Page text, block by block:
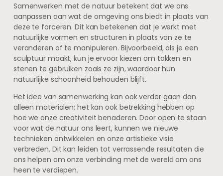
Samenwerken met de natuur betekent dat we ons
aanpassen aan wat de omgeving ons biedt in plaats van
deze te forceren. Dit kan betekenen dat je werkt met
natuurlijke vormen en structuren in plaats van ze te
veranderen of te manipuleren. Bijvoorbeeld, als je een
sculptuur maakt, kun je ervoor kiezen om takken en
stenen te gebruiken zoals ze zijn, waardoor hun
natuurlijke schoonheid behouden blijft.
Het idee van samenwerking kan ook verder gaan dan
alleen materialen; het kan ook betrekking hebben op
hoe we onze creativiteit benaderen. Door open te staan
voor wat de natuur ons leert, kunnen we nieuwe
technieken ontwikkelen en onze artistieke visie
verbreden. Dit kan leiden tot verrassende resultaten die
ons helpen om onze verbinding met de wereld om ons
heen te verdiepen.